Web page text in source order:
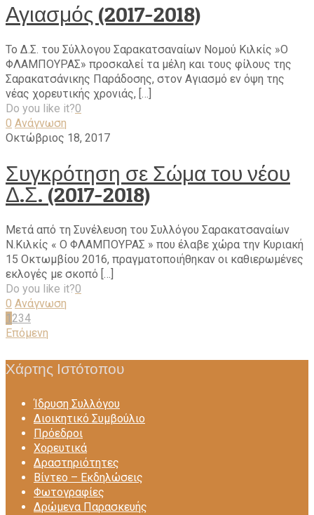
Αγιασμός (2017-2018)
Το Δ.Σ. του Σύλλογου Σαρακατσαναίων Νομού Κιλκίς »Ο
ΦΛΑΜΠΟΥΡΑΣ» προσκαλεί τα μέλη και τους φίλους της
Σαρακατσάνικης Παράδοσης, στον Αγιασμό εν όψη της
νέας χορευτικής χρονιάς, […]
Do you like it?0
0 Ανάγνωση
Οκτώβριος 18, 2017
Συγκρότηση σε Σώμα του νέου
Δ.Σ. (2017-2018)
Μετά από τη Συνέλευση του Συλλόγου Σαρακατσαναίων
Ν.Κιλκίς « Ο ΦΛΑΜΠΟΥΡΑΣ » που έλαβε χώρα την Κυριακή
15 Οκτωμβίου 2016, πραγματοποιήθηκαν οι καθιερωμένες
εκλογές με σκοπό […]
Do you like it?0
0 Ανάγνωση
1 234
Επόμενη
Χάρτης Ιστότοπου
Ίδρυση Συλλόγου
Διοικητικό Συμβούλιο
Πρόεδροι
Χορευτικά
Δραστηριότητες
Βίντεο – Eκδηλώσεις
Φωτογραφίες
Δρώμενα Παρασκευής